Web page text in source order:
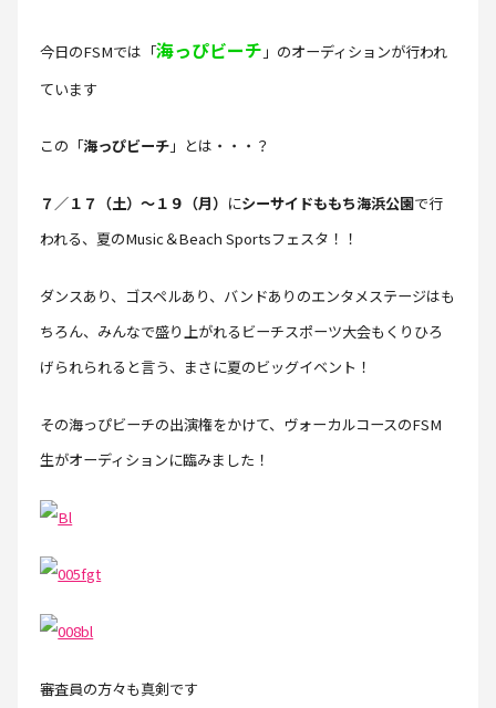
今日のFSMでは「海っぴビーチ 」のオーディションが行われ
ています
この「海っぴビーチ 」とは・・・？
７／１７（土）～１９（月） にシーサイドももち海浜公園で行
われる、夏のMusic＆Beach Sportsフェスタ！！
ダンスあり、ゴスペルあり、バンドありのエンタメステージはも
ちろん、みんなで盛り上がれるビーチスポーツ大会もくりひろ
げられられると言う、まさに夏のビッグイベント！
その海っぴビーチの出演権をかけて、ヴォーカルコースのFSM
生がオーディションに臨みました！
審査員の方々も真剣です